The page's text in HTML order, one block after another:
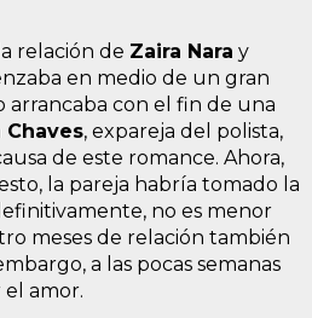
relación de Zaira Nara y
en medio de un gran
arrancaba con el fin de una
Chaves, expareja del polista,
de este romance. Ahora,
la pareja habría tomado la
no es menor
meses de relación también
a las pocas semanas
amor.